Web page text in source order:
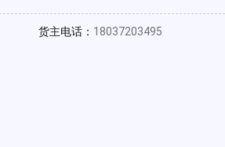
货主电话： 18037203495